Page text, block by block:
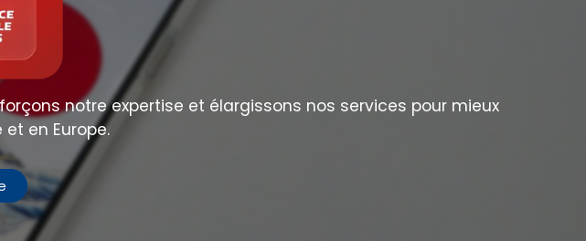
notre expertise et élargissons nos services pour mieux
en Europe.